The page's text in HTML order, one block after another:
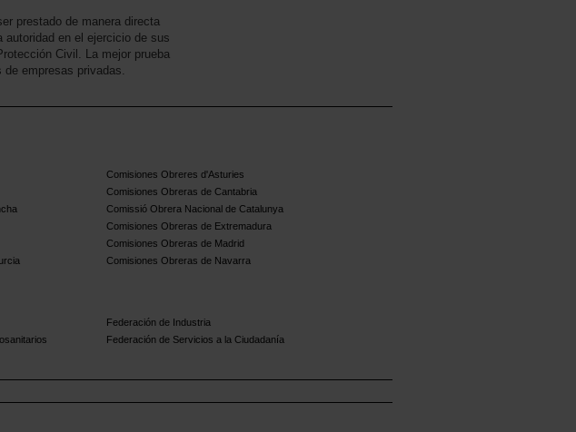
prestado de manera directa
autoridad en el ejercicio de sus
Civil. La mejor prueba
empresas privadas.
Comisiones Obreres d'Asturies
Comisiones Obreras de Cantabria
Comissió Obrera Nacional de Catalunya
Comisiones Obreras de Extremadura
Comisiones Obreras de Madrid
Comisiones Obreras de Navarra
Federación de Industria
Federación de Servicios a la Ciudadanía